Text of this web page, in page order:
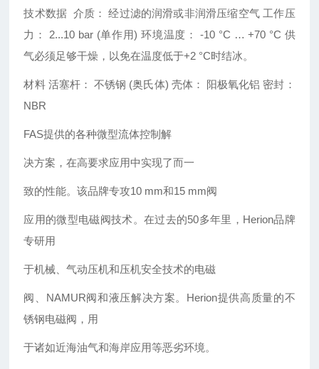
技术数据 介质：经过滤的润滑或非润滑压缩空气 工作压
力： 2...10 bar (单作用)环境温度：-10 °C … +70 °C 供
气必须足够干燥，以免在温度低于+2 °C时结冰。
材料 活塞杆：不锈钢 (奥氏体) 壳体： 阳极氧化铝 密封：
NBR
FAS提供的各种微型流体控制解
决方案，在高要求应用中实现了而一
致的性能。该品牌专攻10 mm和15 mm阀
应用的微型电磁阀技术。在过去的50多年里，Herion品牌
专研用
于机械、气动压机和压机安全技术的电磁
阀、NAMUR阀和液压解决方案。Herion提供高质量的不
锈钢电磁阀，用
于诸如近海油气和海岸应用等恶劣环境。